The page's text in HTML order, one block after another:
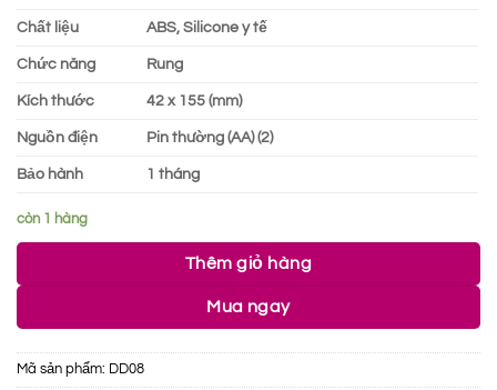
Chất liệu ABS, Silicone y tế
Chức năng Rung
Kích thước 42 x 155 (mm)
Nguồn điện Pin thường (AA) (2)
Bảo hành 1 tháng
còn 1 hàng
Thêm giỏ hàng
Mua ngay
Mã sản phẩm: DD08